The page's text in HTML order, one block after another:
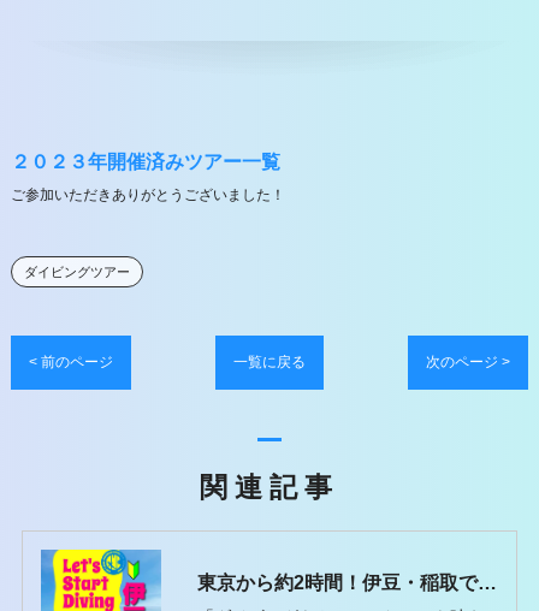
２０２３年開催済みツアー一覧
ご参加いただきありがとうございました！
ダイビングツアー
< 前のページ 一覧に戻る 次のページ >
関連記事
東京から約2時間！伊豆・稲取で出会う、想像以上の水中世界